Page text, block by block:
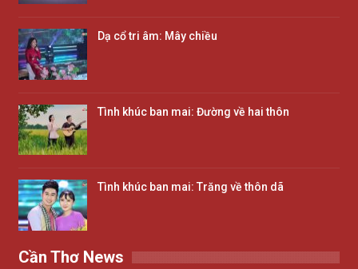
Dạ cổ tri âm: Mây chiều
Tình khúc ban mai: Đường về hai thôn
Tình khúc ban mai: Trăng về thôn dã
Cần Thơ News